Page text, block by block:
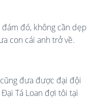
đó, không cần dẹp
con cái anh trở về.
đưa được đại đội
Đại Tá Loan đợi tôi tại